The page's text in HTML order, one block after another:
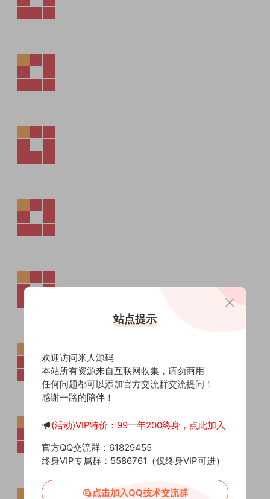
站点提示
欢迎访问米人源码
本站所有资源来自互联网收集，请勿商用
任何问题都可以添加官方交流群交流提问！
感谢一路的陪伴！
(活动)VIP特价：99一年200终身，点此加入
官方QQ交流群：61829455
终身VIP专属群：5586761（仅终身VIP可进）
点击加入QQ技术交流群